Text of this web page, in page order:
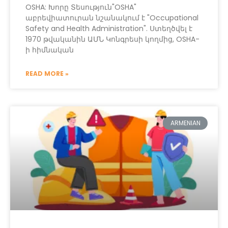
OSHA: Խորը Տեսություն"OSHA"
աբրեվիատուրան նշանակում է "Occupational
Safety and Health Administration". Ստեղծվել է
1970 թվականին ԱՄՆ Կոնգրեսի կողմից, OSHA-
ի հիմնական
READ MORE »
ARMENIAN